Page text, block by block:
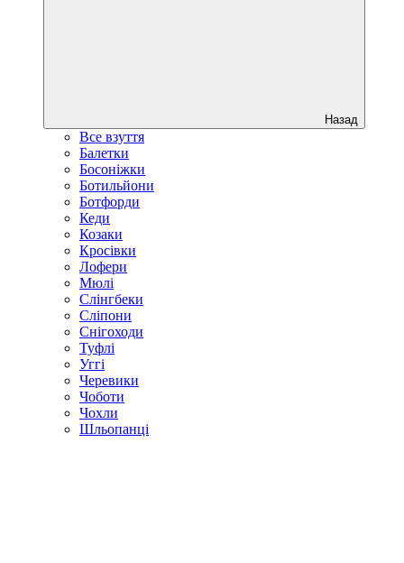
Назад
Все взуття
Балетки
Босоніжки
Ботильйони
Ботфорди
Кеди
Козаки
Кросівки
Лофери
Мюлі
Слінгбеки
Сліпони
Снігоходи
Туфлі
Уггі
Черевики
Чоботи
Чохли
Шльопанці